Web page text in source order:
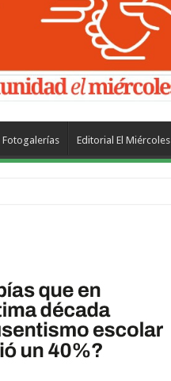
Fotogalerías Editorial El Miércoles